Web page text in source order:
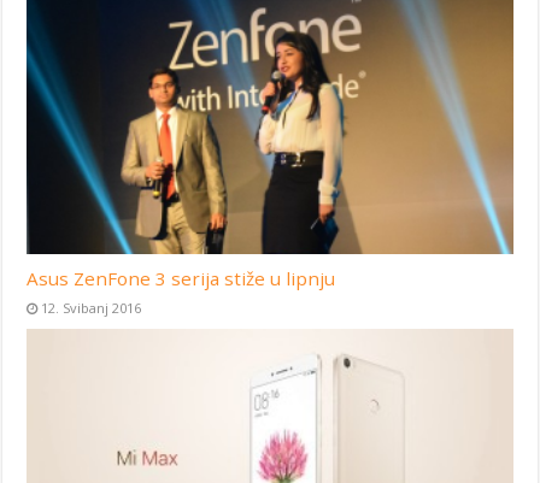
Asus ZenFone 3 serija stiže u lipnju
12. Svibanj 2016